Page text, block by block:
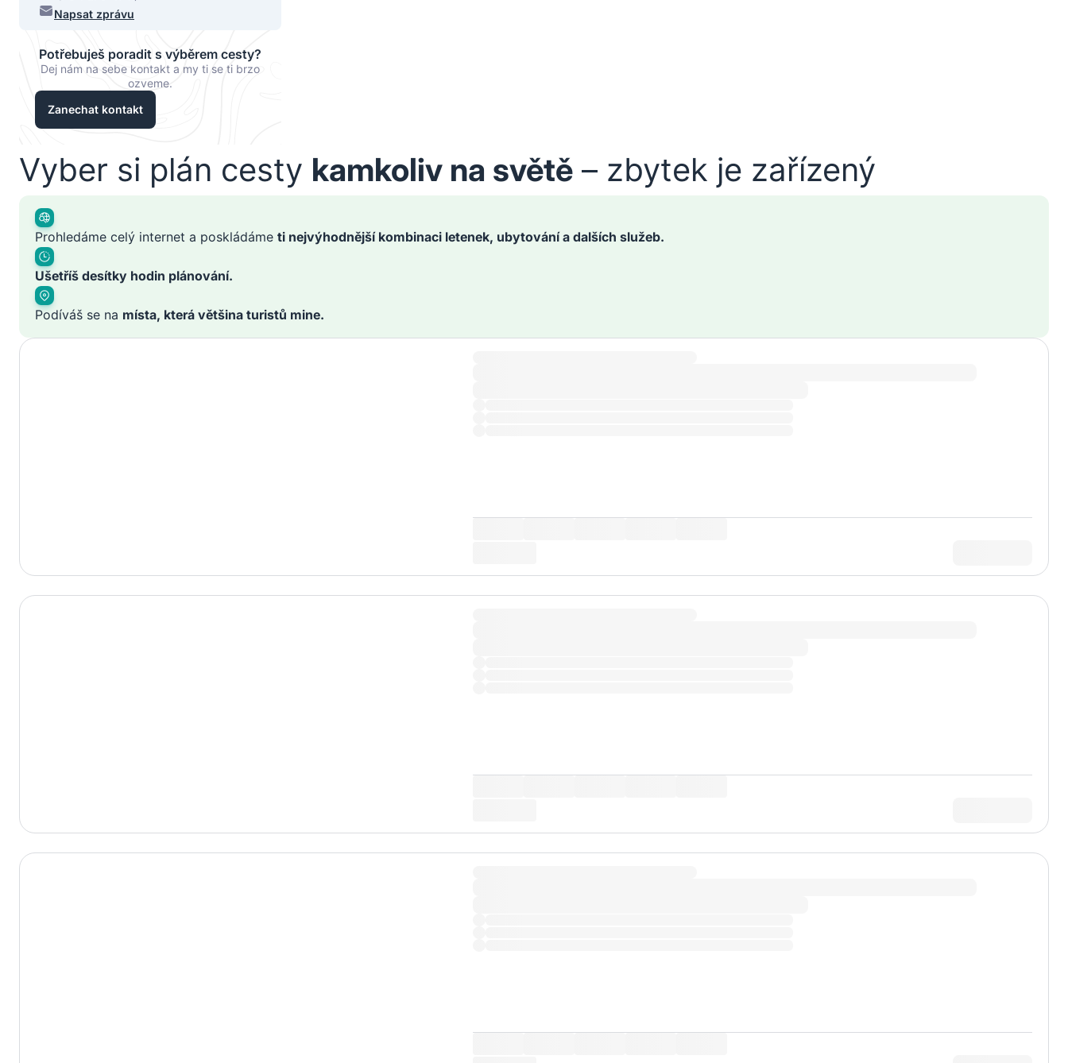
Napsat zprávu
Potřebuješ poradit s výběrem cesty?
Dej nám na sebe kontakt a my ti se ti brzo
ozveme.
Zanechat kontakt
Vyber si plán cesty kamkoliv na světě – zbytek je zařízený
Prohledáme celý internet a poskládáme ti nejvýhodnější kombinaci letenek, ubytování a dalších služeb.
Ušetříš desítky hodin plánování.
Podíváš se na místa, která většina turistů mine.